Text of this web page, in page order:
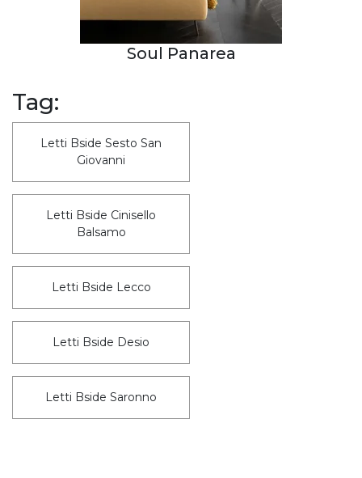
Soul Panarea
Tag:
Letti Bside Sesto San
Giovanni
Letti Bside Cinisello
Balsamo
Letti Bside Lecco
Letti Bside Desio
Letti Bside Saronno